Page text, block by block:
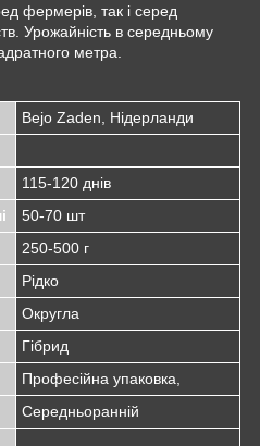
фермерів, так і серед
Урожайність в середньому
метра.
Bejo Zaden, Нідерланди
115-120 днів
50-70 шт
250-500 г
Рідко
Округла
Гібрид
Професійна упаковка,
Середньоранній